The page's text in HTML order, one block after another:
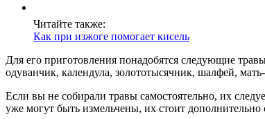
Читайте также:
Как при изжоге помогает кисель
Для его приготовления понадобятся следующие
одуванчик, календула, золототысячник, шалфей,
Если вы не собирали травы самостоятельно, их
уже могут быть измельчены, их стоит дополнительно